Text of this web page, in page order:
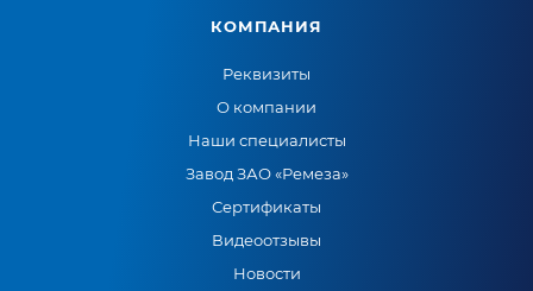
КОМПАНИЯ
Реквизиты
О компании
Наши специалисты
Завод ЗАО «Ремеза»
Сертификаты
Видеоотзывы
Новости